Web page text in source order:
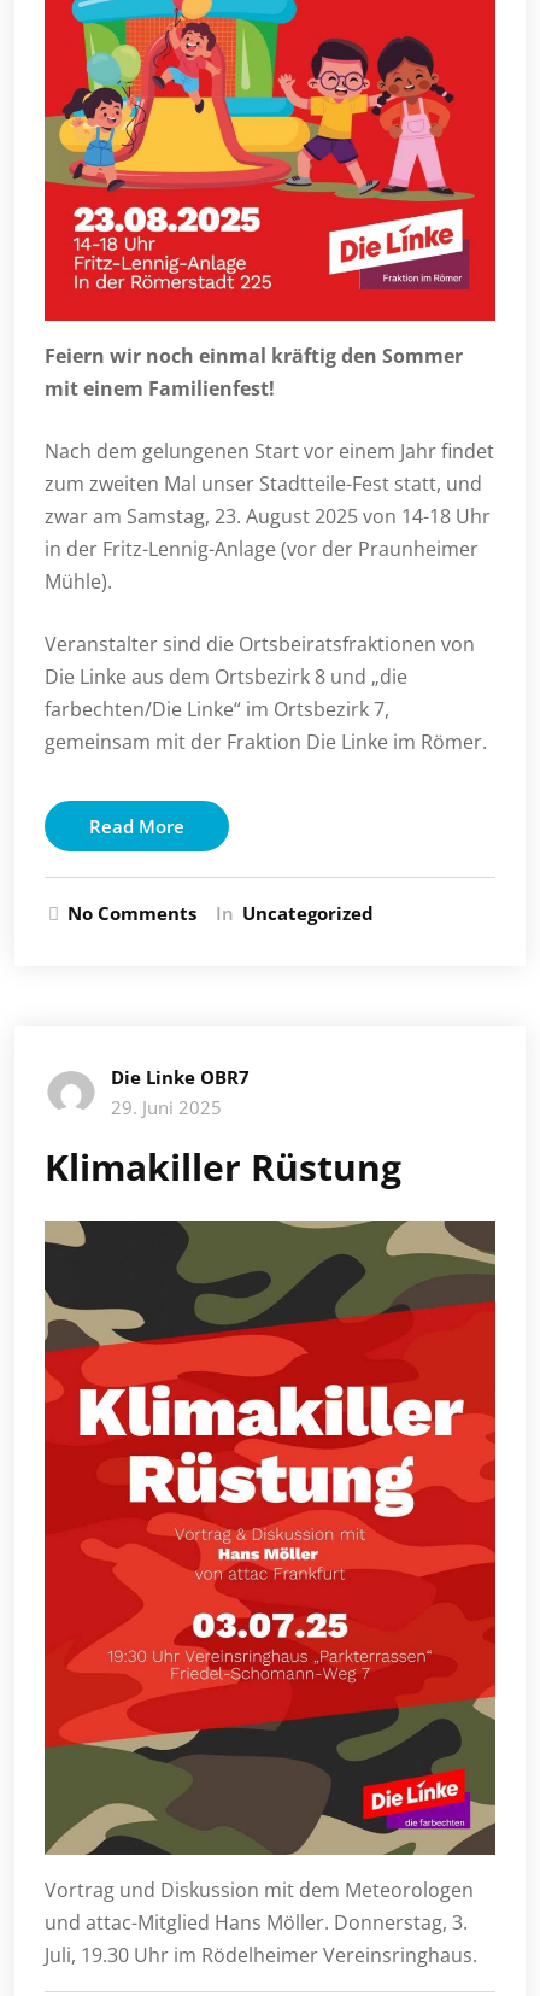
Feiern wir noch einmal kräftig den Sommer
mit einem Familienfest!
Nach dem gelungenen Start vor einem Jahr findet
zum zweiten Mal unser Stadtteile-Fest statt, und
zwar am Samstag, 23. August 2025 von 14-18 Uhr
in der Fritz-Lennig-Anlage (vor der Praunheimer
Mühle).
Veranstalter sind die Ortsbeiratsfraktionen von
Die Linke aus dem Ortsbezirk 8 und „die
farbechten/Die Linke“ im Ortsbezirk 7,
gemeinsam mit der Fraktion Die Linke im Römer.
Read More
No Comments In Uncategorized
Die Linke OBR7
29. Juni 2025
Klimakiller Rüstung
Vortrag und Diskussion mit dem Meteorologen
und attac-Mitglied Hans Möller. Donnerstag, 3.
Juli, 19.30 Uhr im Rödelheimer Vereinsringhaus.